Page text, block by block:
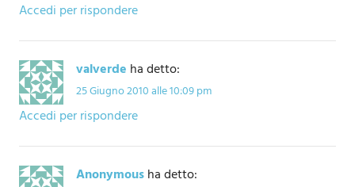
Accedi per rispondere
valverde ha detto:
25 Giugno 2010 alle 10:09 pm
Accedi per rispondere
Anonymousha detto: